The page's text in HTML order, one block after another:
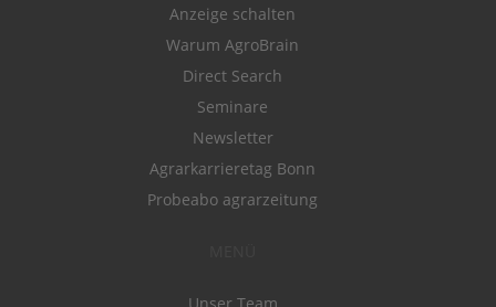
Anzeige schalten
Warum AgroBrain
Direct Search
Seminare
Newsletter
Agrarkarrieretag Bonn
Probeabo agrarzeitung